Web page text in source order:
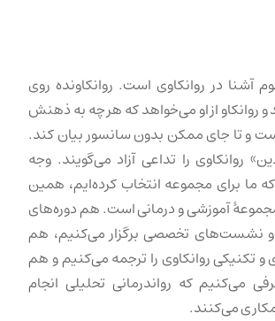
آشنا در روانکاوی است. روانکاونده روی
و روانکاو از او می‌خواهد که هر چه به ذهنش
و تا جای ممکن بدون سانسور بیان کند.
روانکاوی را تداعی آزاد می‌گویند. وجه
ما برای مجموعه انتخاب کرده‌ایم، همین
آموزشی و درمانی است. هم دوره‌های
و نشست‌های تخصصی برگزار می‌کنیم، هم
تکنیکی روانکاوی را ترجمه می‌کنیم و هم
می‌کنیم که رواندرمانی تحلیلی انجام
می‌کنند.